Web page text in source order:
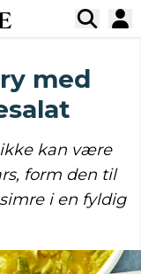
med
kan være
form den til
i en fyldig